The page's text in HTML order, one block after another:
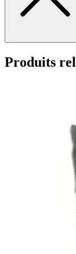
Produits